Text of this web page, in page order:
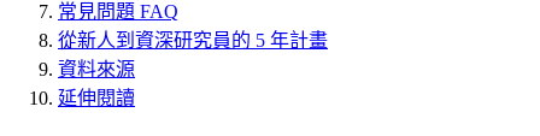
常見問題 FAQ
從新人到資深研究員的 5 年計畫
資料來源
延伸閱讀